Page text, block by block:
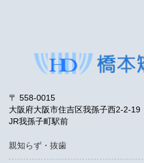
〒 558-0015
大阪府大阪市住吉区我孫子西2-2-19
JR我孫子町駅前
親知らず・抜歯